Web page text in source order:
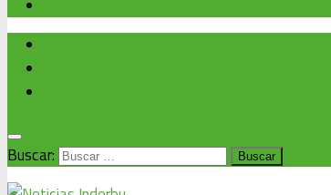
Buscar: